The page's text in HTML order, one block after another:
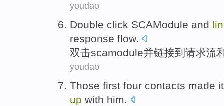
youdao
Double click SCAModule and
response flow.
双击scamodule并链接到 请求流
youdao
Those first four contacts made
up with him.